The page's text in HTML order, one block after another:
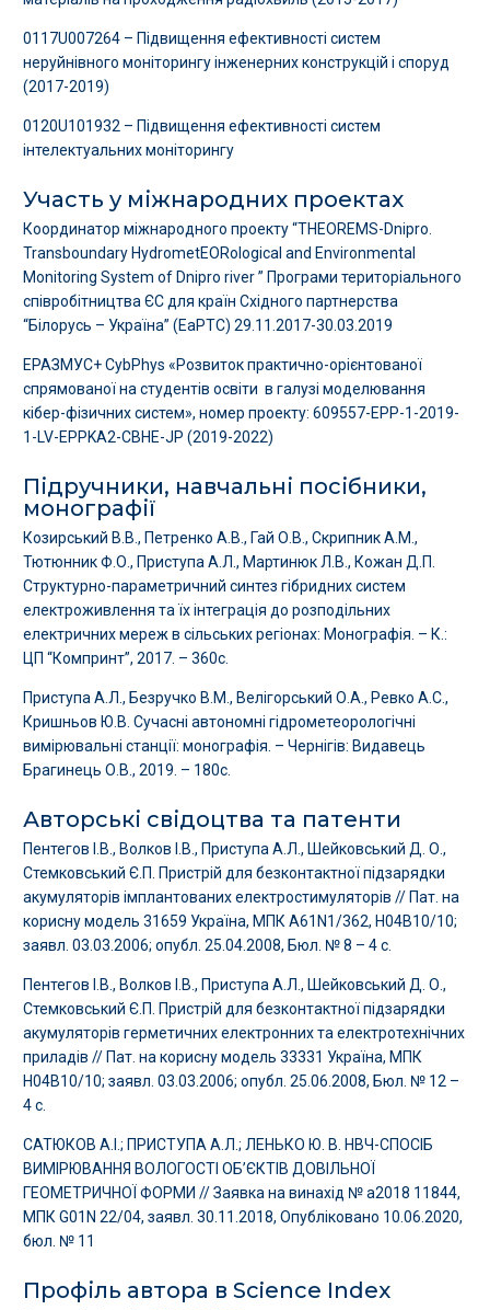
0117U007264 – Підвищення ефективності систем
неруйнівного моніторингу інженерних конструкцій і споруд
(2017-2019)
0120U101932 – Підвищення ефективності систем
інтелектуальних моніторингу
Участь у міжнародних проектах
Координатор міжнародного проекту “THEOREMS-Dnipro.
Transboundary HydrometEORological and Environmental
Monitoring System of Dnipro river ” Програми територіального
співробітництва ЄС для країн Східного партнерства
“Білорусь – Україна” (EaPTC) 29.11.2017-30.03.2019
ЕРАЗМУС+ CybPhys «Розвиток практично-орієнтованої
спрямованої на студентів освіти в галузі моделювання
кібер-фізичних систем», номер проекту: 609557-EPP-1-2019-
1-LV-EPPKA2-CBHE-JP (2019-2022)
Підручники, навчальні посібники,
монографії
Козирський В.В., Петренко А.В., Гай О.В., Скрипник А.М.,
Тютюнник Ф.О., Приступа А.Л., Мартинюк Л.В., Кожан Д.П.
Структурно-параметричний синтез гібридних систем
електроживлення та їх інтеграція до розподільних
електричних мереж в сільських регіонах: Монографія. – К.:
ЦП “Компринт”, 2017. – 360с.
Приступа А.Л., Безручко В.М., Велігорський О.А., Ревко А.С.,
Кришньов Ю.В. Сучасні автономні гідрометеорологічні
вимірювальні станції: монографія. – Чернігів: Видавець
Брагинець О.В., 2019. – 180с.
Авторські свідоцтва та патенти
Пентегов І.В., Волков І.В., Приступа А.Л., Шейковський Д. О.,
Стемковський Є.П. Пристрій для безконтактної підзарядки
акумуляторів імплантованих електростимуляторів // Пат. на
корисну модель 31659 Україна, МПК А61N1/362, Н04В10/10;
заявл. 03.03.2006; опубл. 25.04.2008, Бюл. № 8 – 4 с.
Пентегов І.В., Волков І.В., Приступа А.Л., Шейковський Д. О.,
Стемковський Є.П. Пристрій для безконтактної підзарядки
акумуляторів герметичних електронних та електротехнічних
приладів // Пат. на корисну модель 33331 Україна, МПК
Н04В10/10; заявл. 03.03.2006; опубл. 25.06.2008, Бюл. № 12 –
4 с.
САТЮКОВ А.І.; ПРИСТУПА А.Л.; ЛЕНЬКО Ю. В. НВЧ-СПОСІБ
ВИМІРЮВАННЯ ВОЛОГОСТІ ОБ’ЄКТІВ ДОВІЛЬНОЇ
ГЕОМЕТРИЧНОЇ ФОРМИ // Заявка на винахід № a2018 11844,
МПК G01N 22/04, заявл. 30.11.2018, Опубліковано 10.06.2020,
бюл. № 11
Профіль автора в Science Index